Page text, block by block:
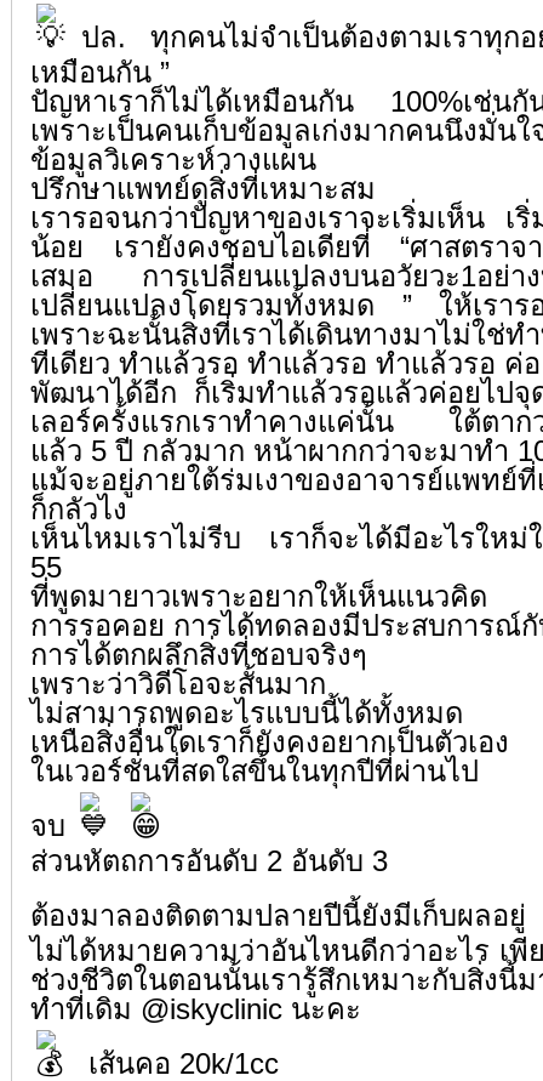
ปล. ทุกคนไม่จำเป็นต้องตามเราทุก
เหมือนกัน ”
ปัญหาเราก็ไม่ได้เหมือนกัน 100%เช่น
เพราะเป็นคนเก็บข้อมูลเก่งมากคนนึงมั่
ข้อมูลวิเคราะห์วางแผน
ปรึกษาแพทย์ดูสิ่งที่เหมาะสม
เรารอจนกว่าปัญหาของเราจะเริ่มเห็น เ
น้อย เรายังคงชอบไอเดียที่ “ศาสตราจา
เสมอ การเปลี่ยนแปลงบนอวัยวะ1อ
เปลี่ยนแปลงโดยรวมทั้งหมด ” ให้เราร
เพราะฉะนั้นสิ่งที่เราได้เดินทางมาไม่ใช่ท
ทีเดียว ทำแล้วรอ ทำแล้วรอ ทำแล้วรอ ค่
พัฒนาได้อีก ก็เริ่มทำแล้วรอแล้วค่อยไปจุ
เลอร์ครั้งแรกเราทำคางแค่นั้น ใต้ตาก
แล้ว 5 ปี กลัวมาก หน้าผากกว่าจะมาทำ
แม้จะอยู่ภายใต้ร่มเงาของอาจารย์แพทย์ที่
ก็กลัวไง
เห็นไหมเราไม่รีบ เราก็จะได้มีอะไรใหม่
55
ที่พูดมายาวเพราะอยากให้เห็นแนวคิด
การรอคอย การได้ทดลองมีประสบการณ์กั
การได้ตกผลึกสิ่งที่ชอบจริงๆ
เพราะว่าวิดีโอจะสั้นมาก
ไม่สามารถพูดอะไรแบบนี้ได้ทั้งหมด
เหนือสิ่งอื่นใดเราก็ยังคงอยากเป็นตัวเอง
ในเวอร์ชั่นที่สดใสขึ้นในทุกปีที่ผ่านไป
จบ
ส่วนหัตถการอันดับ 2 อันดับ 3
ต้องมาลองติดตามปลายปีนี้ยังมีเก็บผลอยู่
ไม่ได้หมายความว่าอันไหนดีกว่าอะไร เพี
ช่วงชีวิตในตอนนั้นเรารู้สึกเหมาะกับสิ่งนี้
ทำที่เดิม @iskyclinic นะคะ
เส้นคอ 20k/1cc